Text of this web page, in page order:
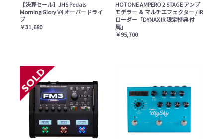
【決算セール】JHS Pedals
Morning Glory V4 オーバードライ
ブ
￥31,680
HOTONE AMPERO 2 STAGE アンプ
モデラー ＆ マルチエフェクター / IR
ローダー「DYNAX IR 限定特典 付
属」
￥95,700